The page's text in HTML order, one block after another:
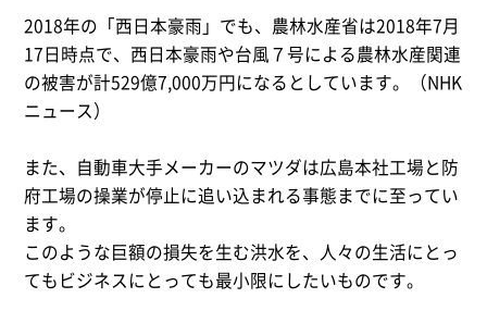
2018年の「西日本豪雨」でも、農林水産省は2018年7月
17日時点で、西日本豪雨や台風７号による農林水産関連
の被害が計529億7,000万円になるとしています。（NHK
ニュース）
また、自動車大手メーカーのマツダは広島本社工場と防
府工場の操業が停止に追い込まれる事態までに至ってい
ます。
このような巨額の損失を生む洪水を、人々の生活にとっ
てもビジネスにとっても最小限にしたいものです。